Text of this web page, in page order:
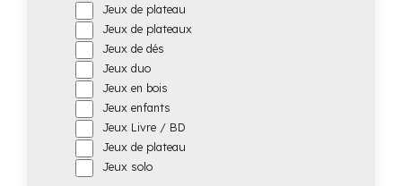
Jeux de plateau
Jeux de plateaux
Jeux de dés
Jeux duo
Jeux en bois
Jeux enfants
Jeux Livre / BD
Jeux de plateau
Jeux solo